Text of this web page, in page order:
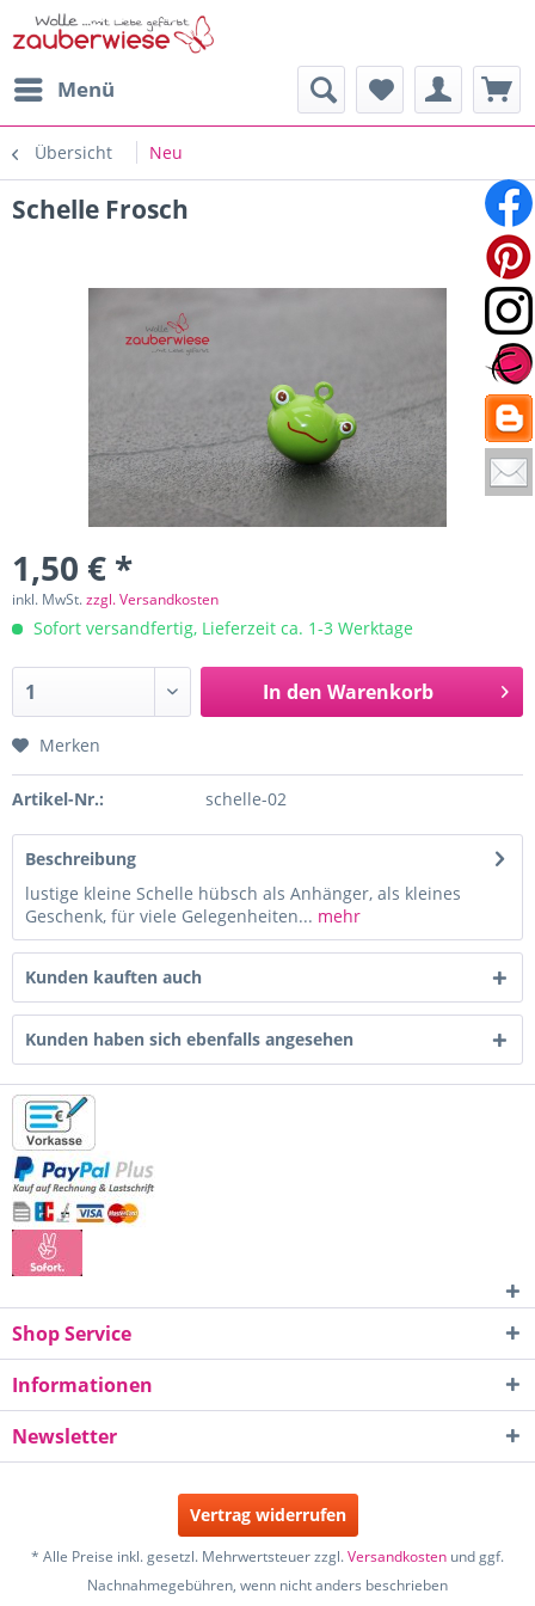
Menü
Übersicht Neu
Schelle Frosch
1,50 € *
inkl. MwSt.zzgl. Versandkosten
Sofort versandfertig, Lieferzeit ca. 1-3 Werktage
In den Warenkorb
Merken
Artikel-Nr.: schelle-02
Beschreibung
lustige kleine Schelle hübsch als Anhänger, als kleines
Geschenk, für viele Gelegenheiten... mehr
Kunden kauften auch
Kunden haben sich ebenfalls angesehen
Shop Service
Informationen
Newsletter
Vertrag widerrufen
* Alle Preise inkl. gesetzl. Mehrwertsteuer zzgl.Versandkosten und ggf.
Nachnahmegebühren, wenn nicht anders beschrieben